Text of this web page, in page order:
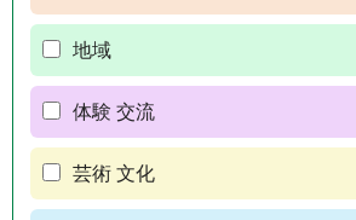
地域
体験 交流
芸術 文化